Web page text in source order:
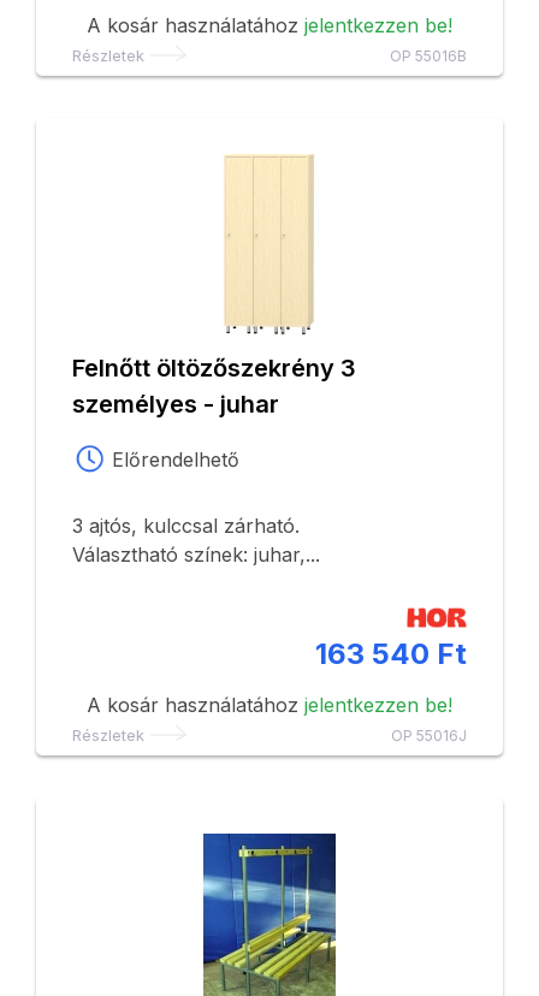
A kosár használatához jelentkezzen be!
Részletek OP 55016B
Felnőtt öltözőszekrény 3
személyes - juhar
Előrendelhető
3 ajtós, kulccsal zárható.
Választható színek: juhar,...
163 540 Ft
A kosár használatához jelentkezzen be!
Részletek OP 55016J